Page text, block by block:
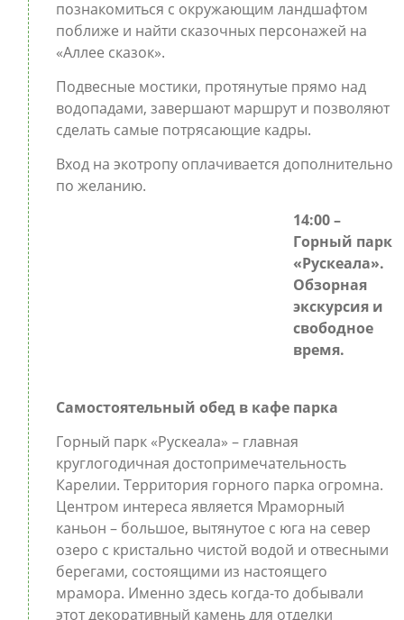
познакомиться с окружающим ландшафтом
поближе и найти сказочных персонажей на
«Аллее сказок».
Подвесные мостики, протянутые прямо над
водопадами, завершают маршрут и позволяют
сделать самые потрясающие кадры.
Вход на экотропу оплачивается дополнительно
по желанию.
14:00 –
Горный парк
«Рускеала».
Обзорная
экскурсия и
свободное
время.
Самостоятельный обед в кафе парка
Горный парк «Рускеала» – главная
круглогодичная достопримечательность
Карелии. Территория горного парка огромна.
Центром интереса является Мраморный
каньон – большое, вытянутое с юга на север
озеро с кристально чистой водой и отвесными
берегами, состоящими из настоящего
мрамора. Именно здесь когда-то добывали
этот декоративный камень для отделки